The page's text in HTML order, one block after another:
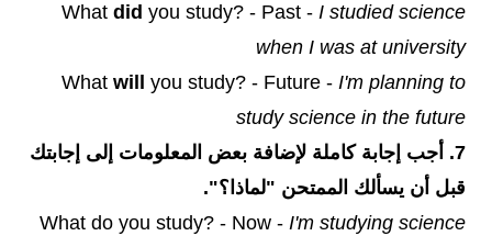
What did you study? - Past - I studied science
when I was at university
What will you study? - Future - I'm planning to
study science in the future
7. أجب إجابة كاملة لإضافة بعض المعلومات إلى إجابتك
قبل أن يسألك الممتحن "لماذا؟".
What do you study? - Now - I'm studying science